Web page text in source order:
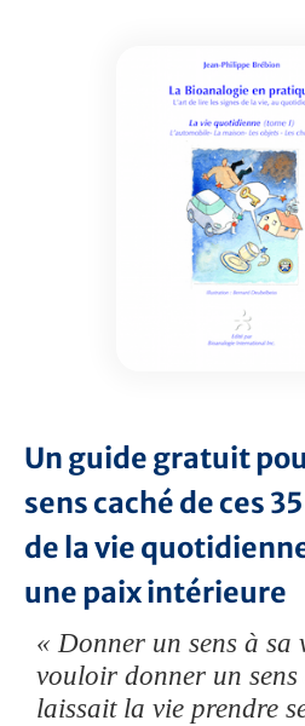
Un guide gratuit
sens caché de ces
de la vie
une paix intérieure
« Donner un sens à sa
vouloir donner un sens
laissait la vie prendre